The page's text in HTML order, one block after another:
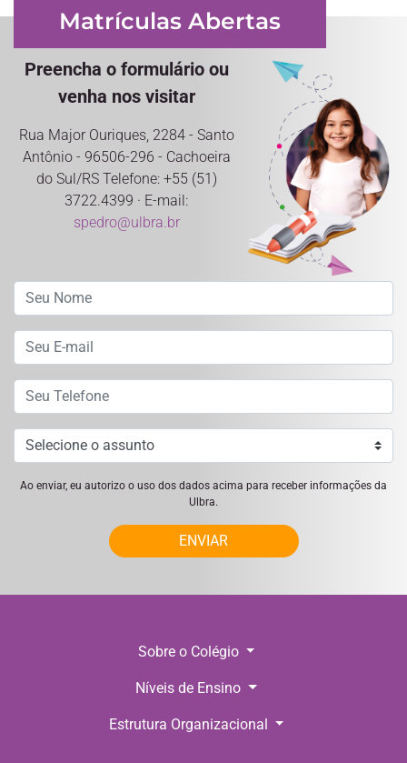
Matrículas Abertas
Preencha o formulário ou
venha nos visitar
Rua Major Ouriques, 2284 - Santo
Antônio - 96506-296 - Cachoeira
do Sul/RS Telefone: +55 (51)
3722.4399 · E-mail:
spedro@ulbra.br
Ao enviar, eu autorizo o uso dos dados acima para receber informações da
Ulbra.
ENVIAR
Sobre o Colégio
Níveis de Ensino
Estrutura Organizacional